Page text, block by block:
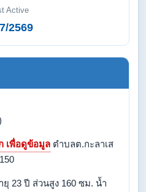
Active
2569
เพื่อดูข้อมูล ตำบลต.กะลาเส
ยุ 23 ปี ส่วนสูง 160 ซม. น้ำ